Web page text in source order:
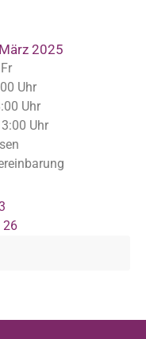
2025
Uhr
Uhr
Uhr
26